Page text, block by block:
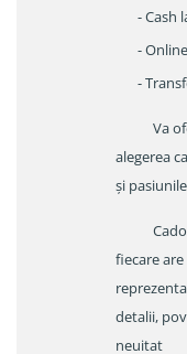
- Cash
-
-
Va
alegerea
și
fiecare are
detalii,
neuitat